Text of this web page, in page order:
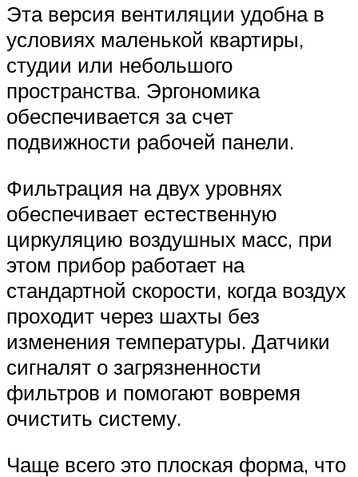
Эта версия вентиляции удобна в
условиях маленькой квартиры,
студии или небольшого
пространства. Эргономика
обеспечивается за счет
подвижности рабочей панели.
Фильтрация на двух уровнях
обеспечивает естественную
циркуляцию воздушных масс, при
этом прибор работает на
стандартной скорости, когда воздух
проходит через шахты без
изменения температуры. Датчики
сигналят о загрязненности
фильтров и помогают вовремя
очистить систему.
Чаще всего это плоская форма, что